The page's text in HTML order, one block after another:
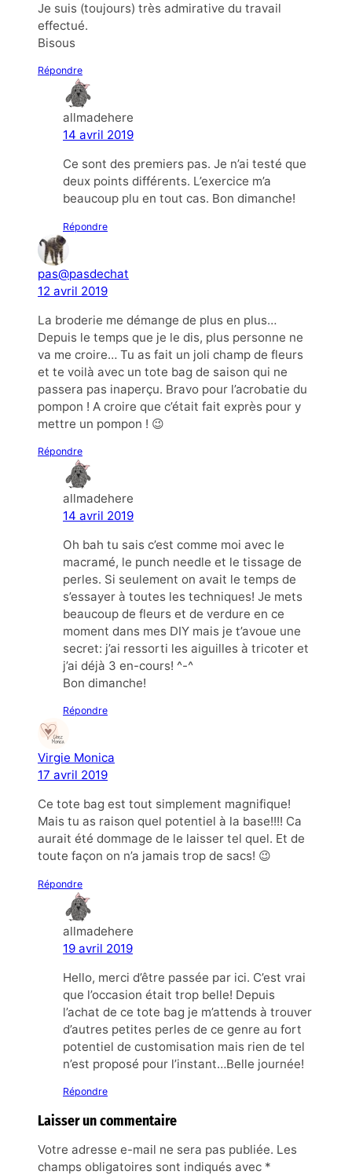
Je suis (toujours) très admirative du travail
effectué.
Bisous
Répondre
allmadehere
14 avril 2019
Ce sont des premiers pas. Je n’ai testé que
deux points différents. L’exercice m’a
beaucoup plu en tout cas. Bon dimanche!
Répondre
pas@pasdechat
12 avril 2019
La broderie me démange de plus en plus…
Depuis le temps que je le dis, plus personne ne
va me croire… Tu as fait un joli champ de fleurs
et te voilà avec un tote bag de saison qui ne
passera pas inaperçu. Bravo pour l’acrobatie du
pompon ! A croire que c’était fait exprès pour y
mettre un pompon ! 😉
Répondre
allmadehere
14 avril 2019
Oh bah tu sais c’est comme moi avec le
macramé, le punch needle et le tissage de
perles. Si seulement on avait le temps de
s’essayer à toutes les techniques! Je mets
beaucoup de fleurs et de verdure en ce
moment dans mes DIY mais je t’avoue une
secret: j’ai ressorti les aiguilles à tricoter et
j’ai déjà 3 en-cours! ^-^
Bon dimanche!
Répondre
Virgie Monica
17 avril 2019
Ce tote bag est tout simplement magnifique!
Mais tu as raison quel potentiel à la base!!!! Ca
aurait été dommage de le laisser tel quel. Et de
toute façon on n’a jamais trop de sacs! 😉
Répondre
allmadehere
19 avril 2019
Hello, merci d’être passée par ici. C’est vrai
que l’occasion était trop belle! Depuis
l’achat de ce tote bag je m’attends à trouver
d’autres petites perles de ce genre au fort
potentiel de customisation mais rien de tel
n’est proposé pour l’instant…Belle journée!
Répondre
Laisser un commentaire
Votre adresse e-mail ne sera pas publiée. Les
champs obligatoires sont indiqués avec *